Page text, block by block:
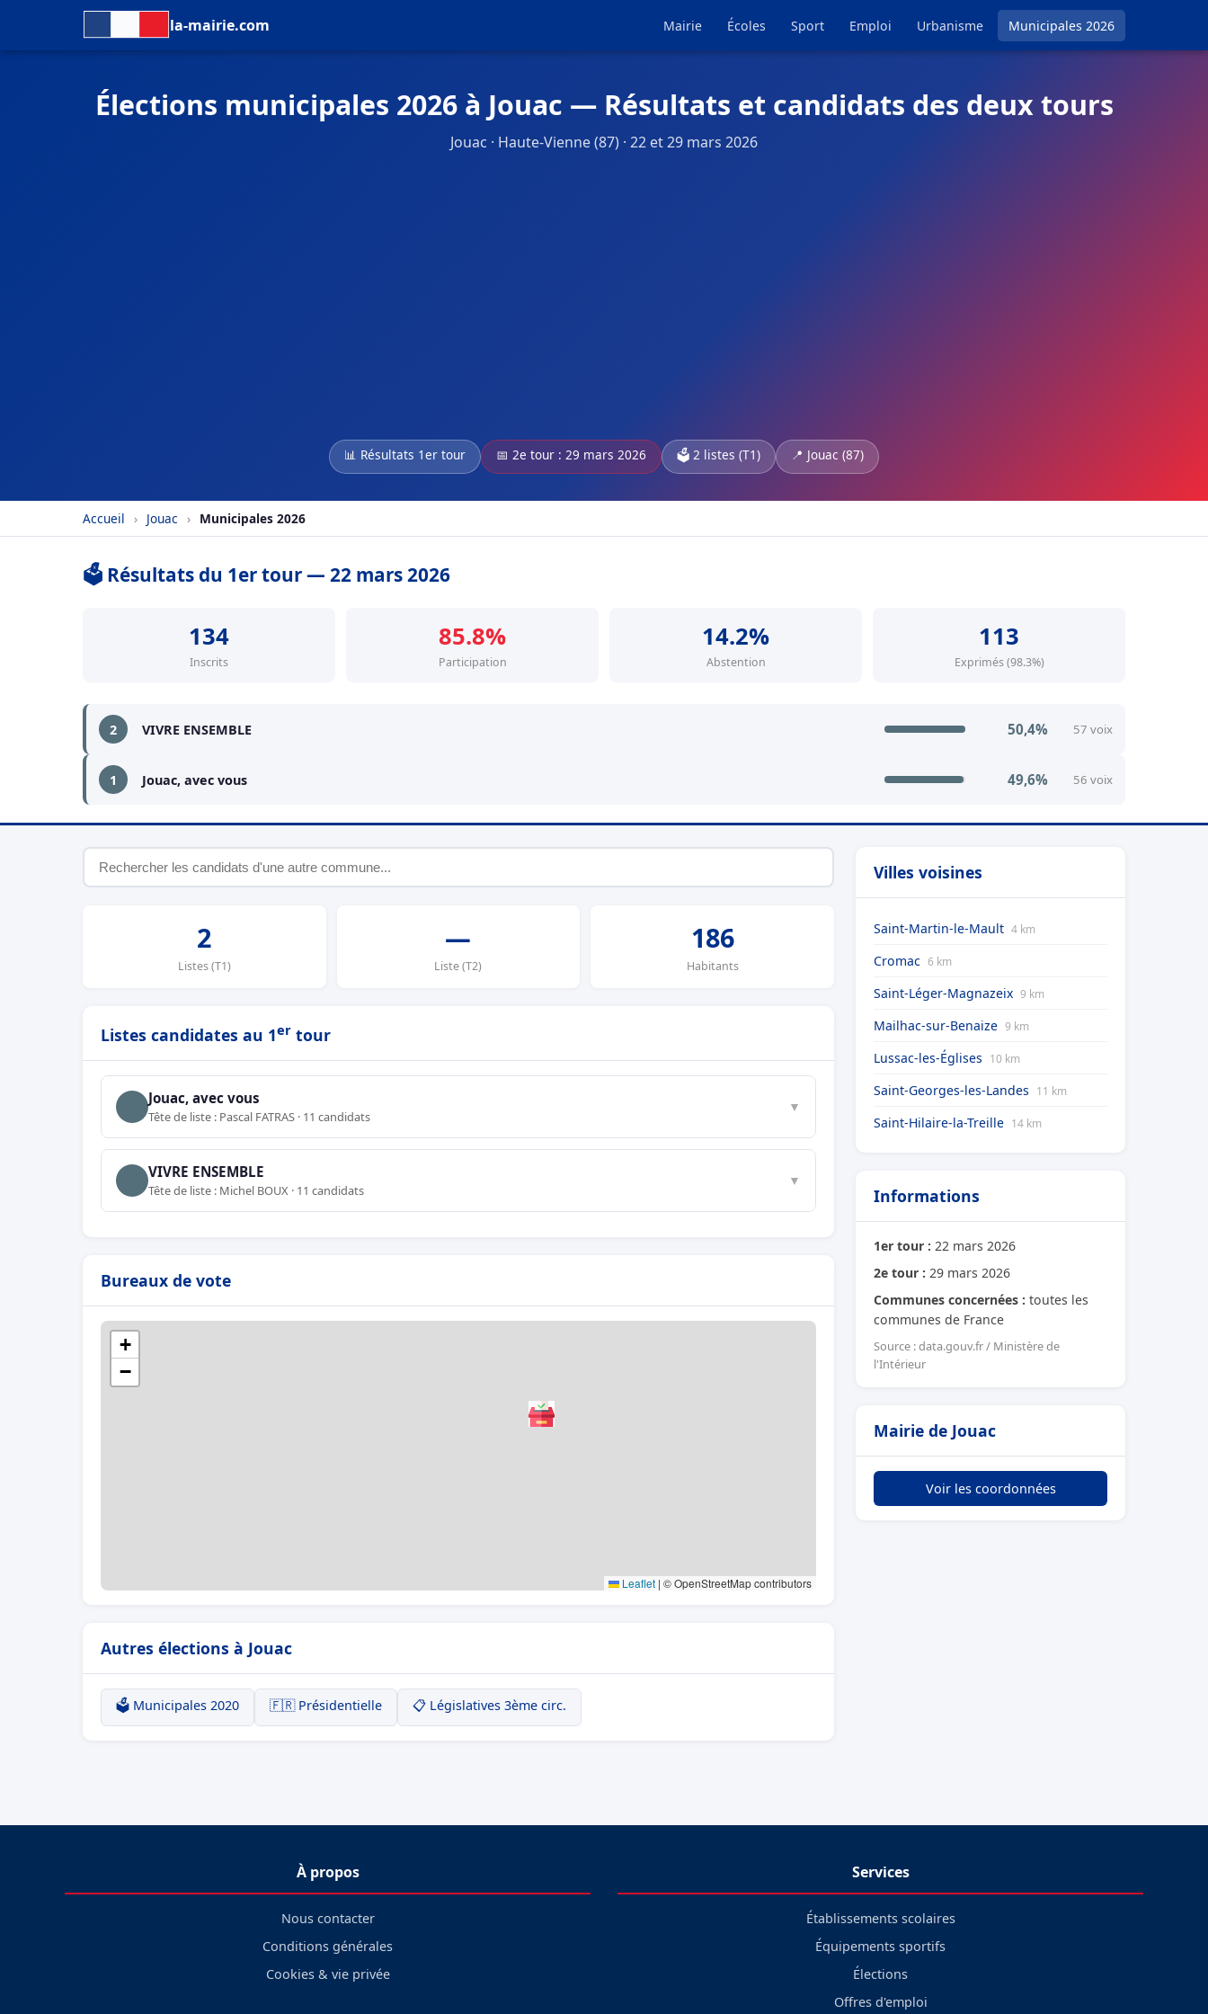
la-mairie.com Mairie Écoles Sport Emploi Urbanisme Municipales 2026
Élections municipales 2026 à Jouac — Résultats et candidats des deux tours
Jouac · Haute-Vienne (87) · 22 et 29 mars 2026
📊 Résultats 1er tour 📅 2e tour : 29 mars 2026 🗳️ 2 listes (T1) 📍 Jouac (87)
Accueil › Jouac › Municipales 2026
🗳️ Résultats du 1er tour — 22 mars 2026
134
Inscrits
85.8%
Participation
14.2%
Abstention
113
Exprimés (98.3%)
2 VIVRE ENSEMBLE 50,4% 57 voix
1 Jouac, avec vous 49,6% 56 voix
2
Listes (T1)
—
Liste (T2)
186
Habitants
Listes candidates au 1er tour
Jouac, avec vous
Tête de liste : Pascal FATRAS · 11 candidats
▼
VIVRE ENSEMBLE
Tête de liste : Michel BOUX · 11 candidats
▼
Bureaux de vote
+
−
Leaflet | © OpenStreetMap contributors
Autres élections à Jouac
🗳️ Municipales 2020 🇫🇷 Présidentielle 📋 Législatives 3ème circ.
Villes voisines
Saint-Martin-le-Mault 4 km
Cromac 6 km
Saint-Léger-Magnazeix 9 km
Mailhac-sur-Benaize 9 km
Lussac-les-Églises 10 km
Saint-Georges-les-Landes 11 km
Saint-Hilaire-la-Treille 14 km
Informations
1er tour : 22 mars 2026
2e tour : 29 mars 2026
Communes concernées : toutes les
communes de France
Source : data.gouv.fr / Ministère de
l'Intérieur
Mairie de Jouac
Voir les coordonnées
À propos
Nous contacter
Conditions générales
Cookies & vie privée
Services
Établissements scolaires
Équipements sportifs
Élections
Offres d'emploi